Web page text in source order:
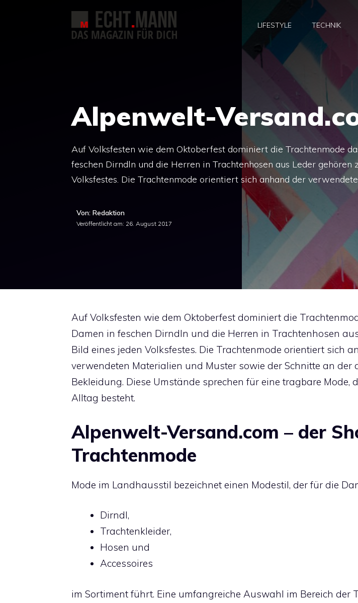
LIFESTYLE TECHNIK
Alpenwelt-
Auf Volksfesten wie dem Oktoberfest dominiert die Trachtenmode
feschen Dirndln und die Herren in Trachtenhosen aus Leder gehören
Volksfestes. Die Trachtenmode orientiert sich anhand der
Von: Redaktion
Veröffentlicht am: 26. August 2017
Auf Volksfesten wie dem Oktoberfest dominiert die
Damen in feschen Dirndln und die Herren in Trachtenhosen
Bild eines jeden Volksfestes. Die Trachtenmode orientiert sich
verwendeten Materialien und Muster sowie der Schnitte an der
Bekleidung. Diese Umstände sprechen für eine tragbare Mode,
Alltag besteht.
Alpenwelt-Versand.com – der
Trachtenmode
Mode im Landhausstil bezeichnet einen Modestil, der für die
Dirndl,
Trachtenkleider,
Hosen und
Accessoires
im Sortiment führt. Eine umfangreiche Auswahl im Bereich der